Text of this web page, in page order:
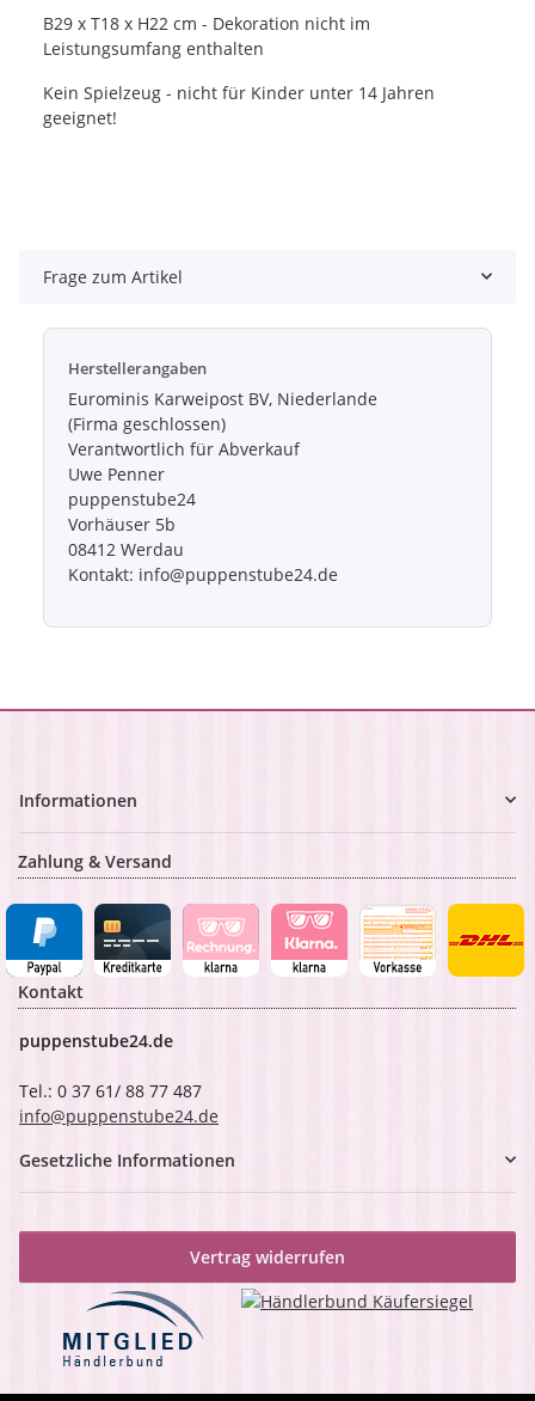
B29 x T18 x H22 cm - Dekoration nicht im
Leistungsumfang enthalten
Kein Spielzeug - nicht für Kinder unter 14 Jahren
geeignet!
Frage zum Artikel
Herstellerangaben
Eurominis Karweipost BV, Niederlande
(Firma geschlossen)
Verantwortlich für Abverkauf
Uwe Penner
puppenstube24
Vorhäuser 5b
08412 Werdau
Kontakt: info@puppenstube24.de
Informationen
Zahlung & Versand
Kontakt
puppenstube24.de
Tel.: 0 37 61/ 88 77 487
info@puppenstube24.de
Gesetzliche Informationen
Vertrag widerrufen